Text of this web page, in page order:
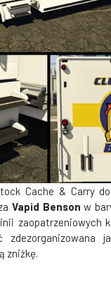
Cache & Carry
Vapid Benson w
zaopatrzeniowych
zdezorganizowana
zniżkę.